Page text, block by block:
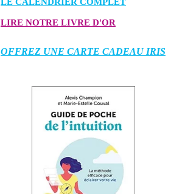
LIRE NOTRE LIVRE D'OR
OFFREZ UNE CARTE CADEAU IRIS